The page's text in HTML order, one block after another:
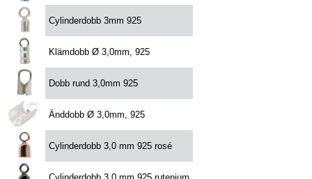
Cylinderdobb 3mm 925
Klämdobb Ø 3,0mm, 925
Dobb rund 3,0mm 925
Änddobb Ø 3,0mm, 925
Cylinderdobb 3,0 mm 925 rosé